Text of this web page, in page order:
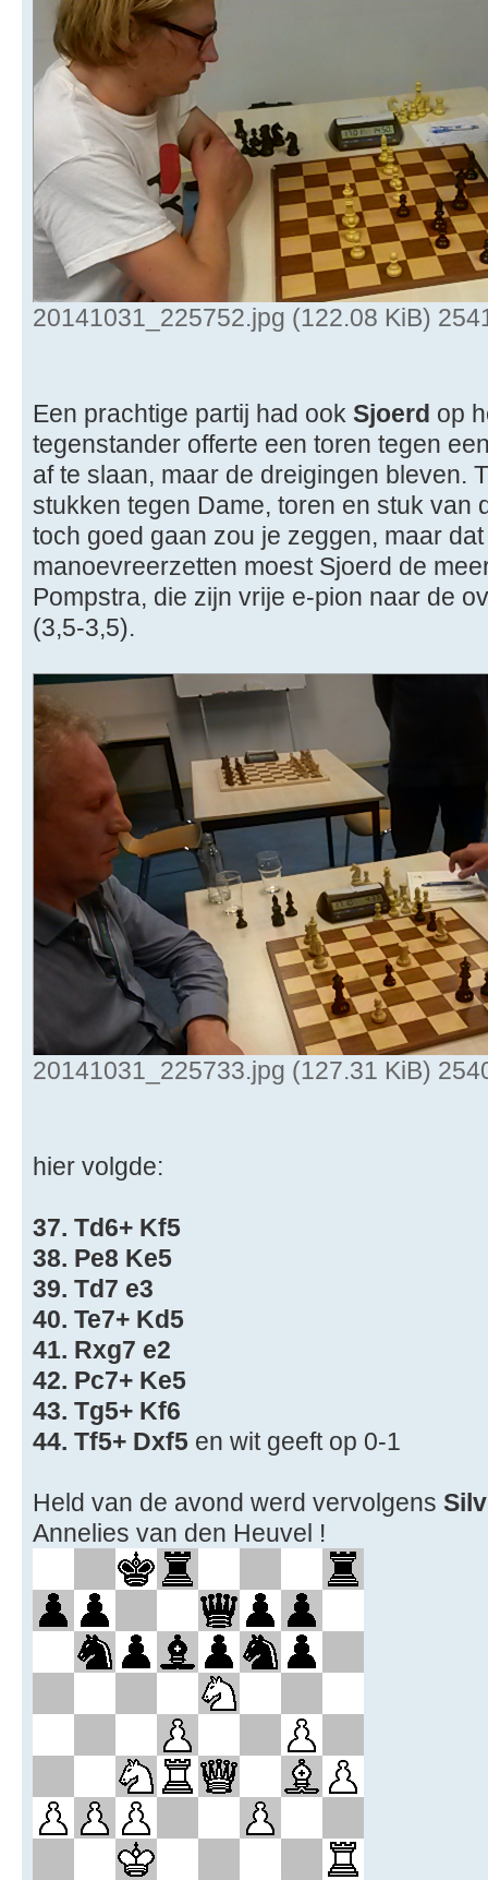
20141031_225752.jpg (122.08 KiB)
Een prachtige partij had ook Sjoerd op
tegenstander offerte een toren tegen
af te slaan, maar de dreigingen bleven.
stukken tegen Dame, toren en stuk van
toch goed gaan zou je zeggen, maar
manoevreerzetten moest Sjoerd de
Pompstra, die zijn vrije e-pion naar de
(3,5-3,5).
20141031_225733.jpg (127.31 KiB)
hier volgde:
37. Td6+ Kf5
38. Pe8 Ke5
39. Td7 e3
40. Te7+ Kd5
41. Rxg7 e2
42. Pc7+ Ke5
43. Tg5+ Kf6
44. Tf5+ Dxf5 en wit geeft op 0-1
Held van de avond werd vervolgens
Annelies van den Heuvel !